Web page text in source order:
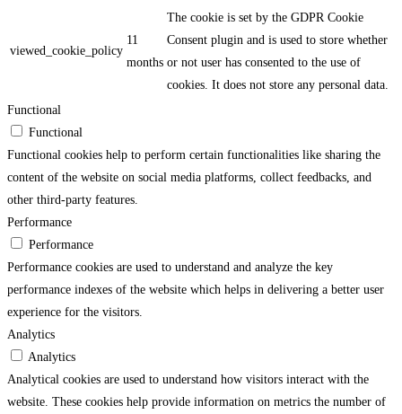
viewed_cookie_policy
11
months
The cookie is set by the GDPR Cookie
Consent plugin and is used to store whether
or not user has consented to the use of
cookies. It does not store any personal data.
Functional
Functional
Functional cookies help to perform certain functionalities like sharing the
content of the website on social media platforms, collect feedbacks, and
other third-party features.
Performance
Performance
Performance cookies are used to understand and analyze the key
performance indexes of the website which helps in delivering a better user
experience for the visitors.
Analytics
Analytics
Analytical cookies are used to understand how visitors interact with the
website. These cookies help provide information on metrics the number of